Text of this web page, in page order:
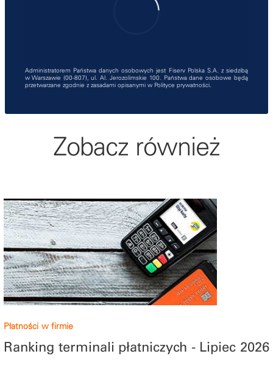
Administratorem Państwa danych osobowych jest Fiserv Polska S.A. z siedzibą
w Warszawie (00-807), ul. Al. Jerozolimskie 100. Państwa dane osobowe będą
przetwarzane zgodnie z zasadami opisanymi w Polityce prywatności.
Zobacz również
Płatności w firmie
Ranking terminali płatniczych - Lipiec 2026